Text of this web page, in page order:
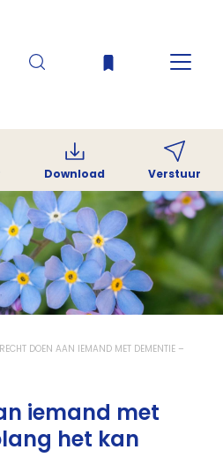
RECHT DOEN AAN IEMAND MET DEMENTIE –
iemand met
het kan
Download Verstuur